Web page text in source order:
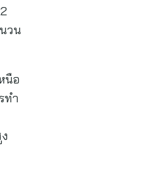
วน
นือ
ทำ